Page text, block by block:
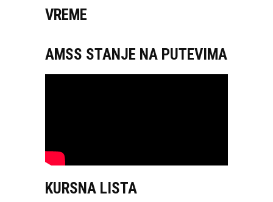
VREME
AMSS STANJE NA PUTEVIMA
KURSNA LISTA